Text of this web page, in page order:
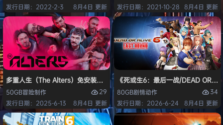
发行日期：2022-2-3
8月4日 更新
发行日期：2021-10-28 8月4日 更新
多重人生（The Alters）免安装中文版
50GB冒险制作
29
发行日期：2025-6-13
8月4日 更新
《死或生6：最后一战/DEAD OR
80GB剧情动作
34
发行日期：2026-6-24
8月4日 更新